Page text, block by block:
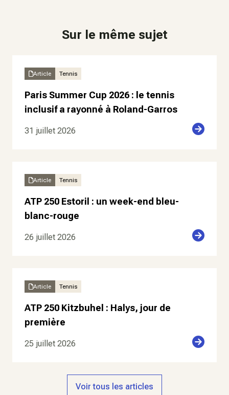
Sur le même sujet
Article Tennis
Paris Summer Cup 2026 : le tennis
inclusif a rayonné à Roland-Garros
31 juillet 2026
Article Tennis
ATP 250 Estoril : un week-end bleu-
blanc-rouge
26 juillet 2026
Article Tennis
ATP 250 Kitzbuhel : Halys, jour de
première
25 juillet 2026
Voir tous les articles